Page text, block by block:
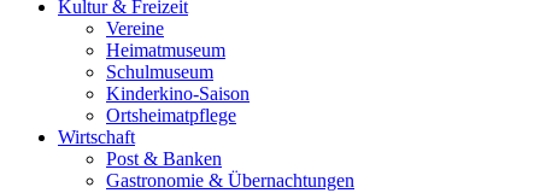
Kultur & Freizeit
Vereine
Heimatmuseum
Schulmuseum
Kinderkino-Saison
Ortsheimatpflege
Wirtschaft
Post & Banken
Gastronomie & Übernachtungen